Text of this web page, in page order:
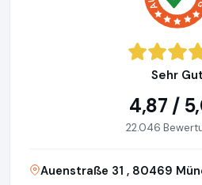
Sehr Gut
4,87 /
22.046
Auenstraße 31 , 80469